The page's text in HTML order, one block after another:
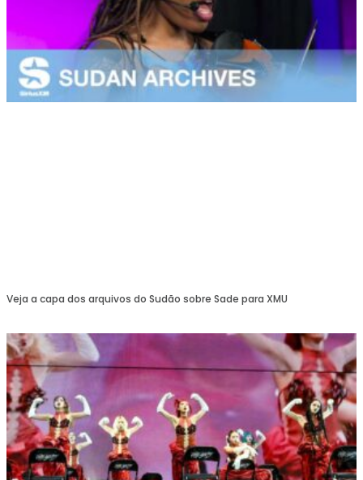
Veja a capa dos arquivos do Sudão sobre Sade para XMU